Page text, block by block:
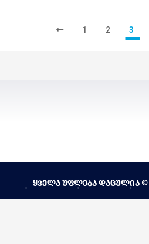
1 2 3
ყველა უფლება დაცულია ©